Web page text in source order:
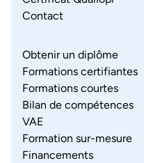
Contact
Obtenir un diplôme
Formations certifiantes
Formations courtes
Bilan de compétences
VAE
Formation sur-mesure
Financements